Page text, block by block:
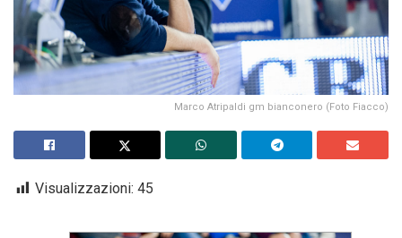
Marco Atripaldi gm bianconero (Foto Fiacco)
Visualizzazioni: 45